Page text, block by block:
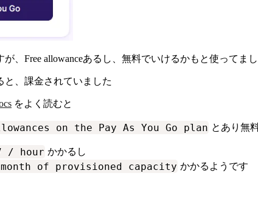
、Free allowanceあるし、無料でいけるかもと使ってま
と、課金されていました
をよく読むと
on the Pay As You Go plan とあり無
/ hour かかるし
of provisioned capacity かかるようです